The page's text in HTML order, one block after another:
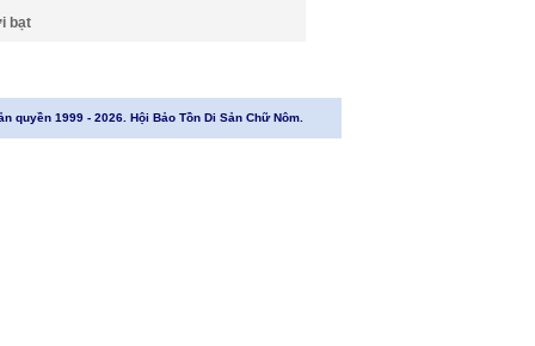
bạt
quyền 1999 - 2026. Hội Bảo Tồn Di Sản Chữ Nôm.